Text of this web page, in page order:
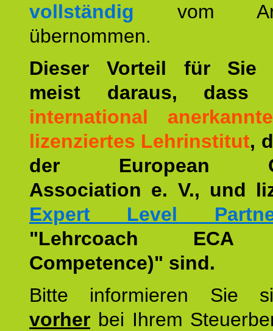
vollständig vom
übernommen.
Dieser Vorteil für Sie
meist daraus,
international
lizenziertes Lehrinstitut,
der European
Association e. V., und
Expert Level
"Lehrcoach ECA
Competence)" sind.
Bitte informieren Sie
vorher bei Ihrem